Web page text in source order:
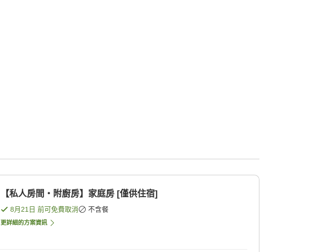
【私人房間・附廚房】家庭房 [僅供住宿]
8月21日 前可免費取消 不含餐
更詳細的方案資訊